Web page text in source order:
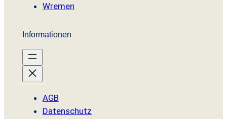
Wremen
Informationen
AGB
Datenschutz